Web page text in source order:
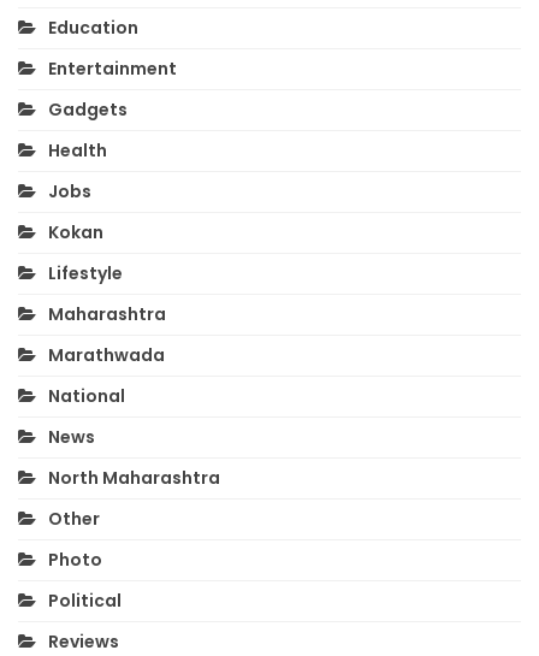
Education
Entertainment
Gadgets
Health
Jobs
Kokan
Lifestyle
Maharashtra
Marathwada
National
News
North Maharashtra
Other
Photo
Political
Reviews